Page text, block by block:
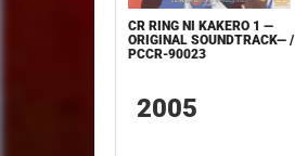
CR RING NI KAKERO 1 —
ORIGINAL SOUNDTRACK— /
PCCR-90023
2005